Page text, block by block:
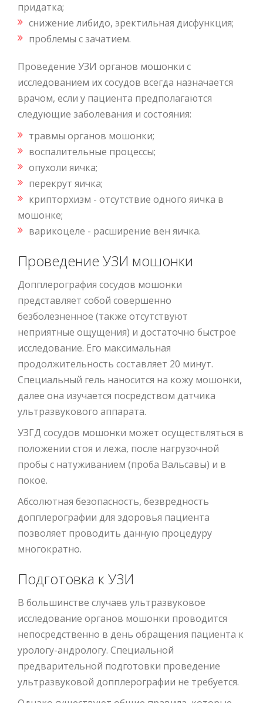
придатка;
снижение либидо, эректильная дисфункция;
проблемы с зачатием.
Проведение УЗИ органов мошонки с
исследованием их сосудов всегда назначается
врачом, если у пациента предполагаются
следующие заболевания и состояния:
травмы органов мошонки;
воспалительные процессы;
опухоли яичка;
перекрут яичка;
крипторхизм - отсутствие одного яичка в
мошонке;
варикоцеле - расширение вен яичка.
Проведение УЗИ мошонки
Допплерография сосудов мошонки
представляет собой совершенно
безболезненное (также отсутствуют
неприятные ощущения) и достаточно быстрое
исследование. Его максимальная
продолжительность составляет 20 минут.
Специальный гель наносится на кожу мошонки,
далее она изучается посредством датчика
ультразвукового аппарата.
УЗГД сосудов мошонки может осуществляться в
положении стоя и лежа, после нагрузочной
пробы с натуживанием (проба Вальсавы) и в
покое.
Абсолютная безопасность, безвредность
допплерографии для здоровья пациента
позволяет проводить данную процедуру
многократно.
Подготовка к УЗИ
В большинстве случаев ультразвуковое
исследование органов мошонки проводится
непосредственно в день обращения пациента к
урологу-андрологу. Специальной
предварительной подготовки проведение
ультразвуковой допплерографии не требуется.